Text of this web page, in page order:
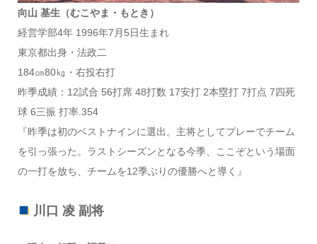
向山 基生（むこやま・もとき）
経営学部4年 1996年7月5日生まれ
東京都出身・法政二
184㎝80㎏・右投右打
昨季成績：12試合 56打席 48打数 17安打 2本塁打 7打点 7四死
球 6三振 打率.354
『昨季は初のベストナインに選出。主将としてプレーでチーム
を引っ張った。ラストシーズンとなる今季、ここぞという場面
の一打を放ち、チームを12季ぶりの優勝へと導く』
川口 凌 副将